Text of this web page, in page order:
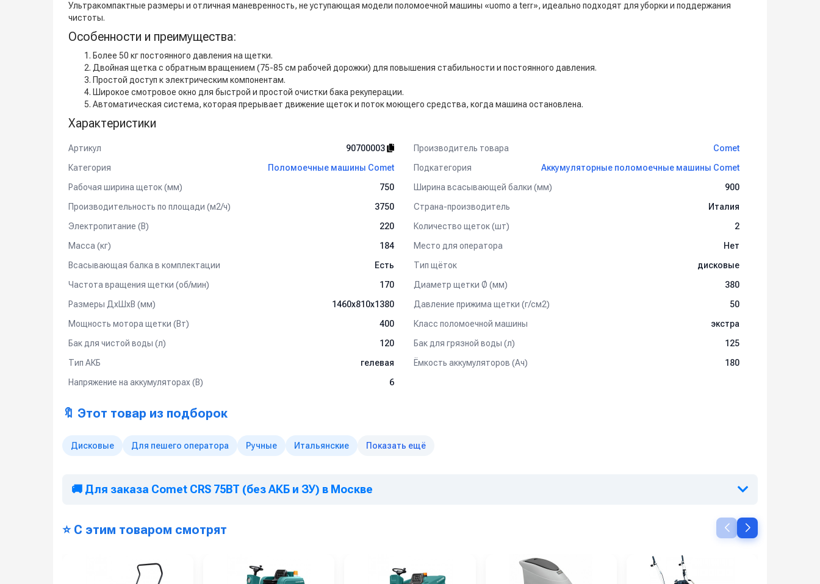
Ультракомпактные размеры и отличная маневренность, не уступающая модели поломоечной машины «uomo a terr», идеально подходят для уборки и поддержания
чистоты.
Особенности и преимущества:
Более 50 кг постоянного давления на щетки.
Двойная щетка с обратным вращением (75-85 см рабочей дорожки) для повышения стабильности и постоянного давления.
Простой доступ к электрическим компонентам.
Широкое смотровое окно для быстрой и простой очистки бака рекуперации.
Автоматическая система, которая прерывает движение щеток и поток моющего средства, когда машина остановлена.
Характеристики
Артикул 90700003 Производитель товара
Comet
Категория
Поломоечные машины Comet Подкатегория
Аккумуляторные поломоечные машины Comet
Рабочая ширина щеток (мм)
750 Ширина всасывающей балки (мм)
900
Производительность по площади (м2/ч)
3750 Страна-производитель
Италия
Электропитание (В)
220 Количество щеток (шт)
2
Масса (кг)
184 Место для оператора
Нет
Всасывающая балка в комплектации
Есть Тип щёток
дисковые
Частота вращения щетки (об/мин)
170 Диаметр щетки Ø (мм)
380
Размеры ДхШхВ (мм)
1460x810x1380 Давление прижима щетки (г/см2)
50
Мощность мотора щетки (Вт)
400 Класс поломоечной машины
экстра
Бак для чистой воды (л)
120 Бак для грязной воды (л)
125
Тип АКБ
гелевая Ёмкость аккумуляторов (Ач)
180
Напряжение на аккумуляторах (В)
6
🔖 Этот товар из подборок
Дисковые Для пешего оператора Ручные Итальянские Показать ещё
🚚 Для заказа Comet CRS 75BT (без АКБ и ЗУ) в Москве
⭐ С этим товаром смотрят